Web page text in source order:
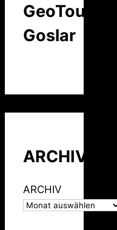
GeoTour
Goslar
ARCHIV
ARCHIV